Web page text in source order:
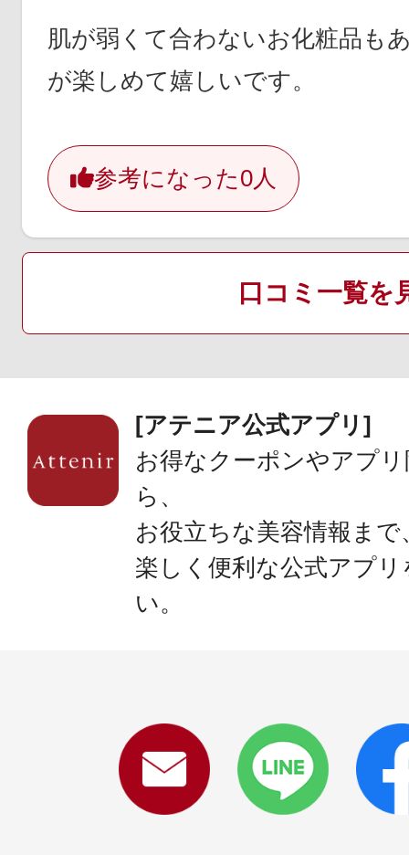
肌が弱くて合わないお化粧品も
が楽しめて嬉しいです。
参考になった0人
口コミ一覧を
[アテニア公式アプリ]
お得なクーポンやアプ
ら、
お役立ちな美容情報まで
楽しく便利な公式アプ
い。